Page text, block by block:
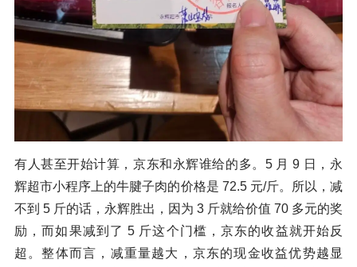
有人甚至开始计算，京东和永辉谁给的多。5 月 9 日，永
辉超市小程序上的牛腱子肉的价格是 72.5 元/斤。所以，减
不到 5 斤的话，永辉胜出，因为 3 斤就给价值 70 多元的奖
励，而如果减到了 5 斤这个门槛，京东的收益就开始反
超。整体而言，减重量越大，京东的现金收益优势越显